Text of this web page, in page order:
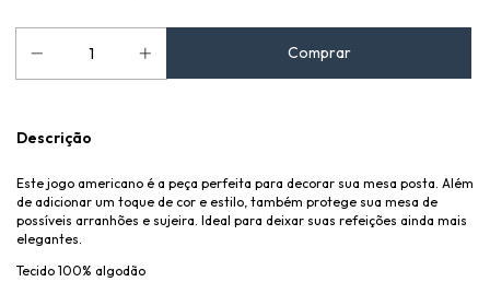
Descrição
Este jogo americano é a peça perfeita para decorar sua mesa posta. Além
de adicionar um toque de cor e estilo, também protege sua mesa de
possíveis arranhões e sujeira. Ideal para deixar suas refeições ainda mais
elegantes.
Tecido 100% algodão